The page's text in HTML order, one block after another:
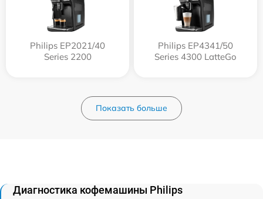
Philips EP2021/40
Series 2200
Philips EP4341/50
Series 4300 LatteGo
Показать больше
Диагностика кофемашины Philips